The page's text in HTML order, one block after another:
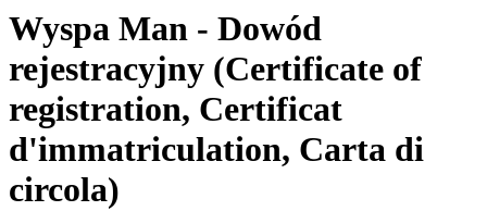
Wyspa Man - Dowód
rejestracyjny (Certificate of
registration, Certificat
d'immatriculation, Carta di
circola)